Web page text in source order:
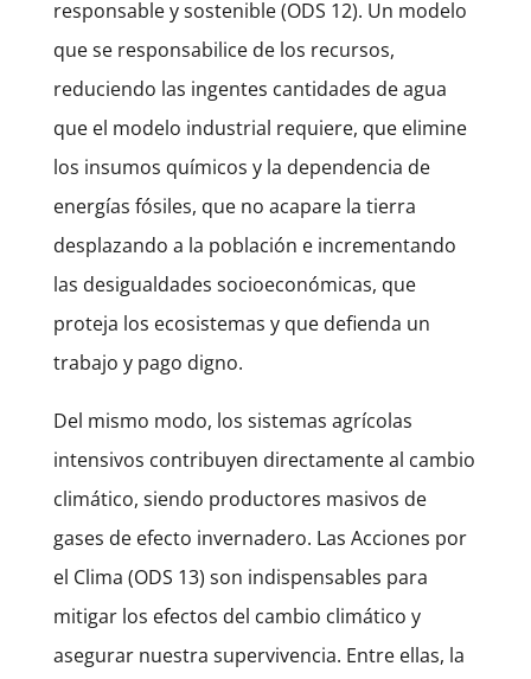
responsable y sostenible (ODS 12). Un modelo
que se responsabilice de los recursos,
reduciendo las ingentes cantidades de agua
que el modelo industrial requiere, que elimine
los insumos químicos y la dependencia de
energías fósiles, que no acapare la tierra
desplazando a la población e incrementando
las desigualdades socioeconómicas, que
proteja los ecosistemas y que defienda un
trabajo y pago digno.
Del mismo modo, los sistemas agrícolas
intensivos contribuyen directamente al cambio
climático, siendo productores masivos de
gases de efecto invernadero. Las Acciones por
el Clima (ODS 13) son indispensables para
mitigar los efectos del cambio climático y
asegurar nuestra supervivencia. Entre ellas, la